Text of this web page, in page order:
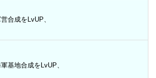
合成をLvUP、
基地合成をLvUP、